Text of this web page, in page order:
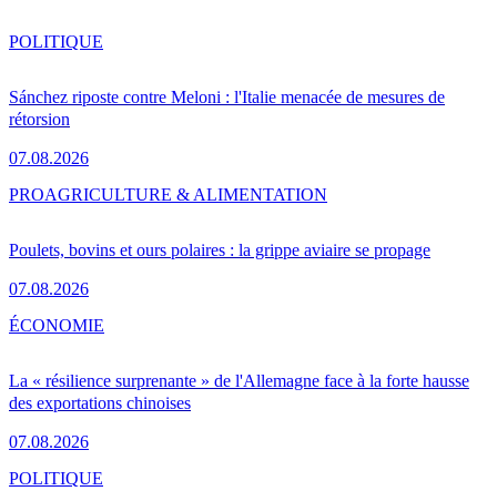
Sánchez riposte contre Meloni : l'Italie menacée de mesures de
rétorsion
07.08.2026
POLITIQUE
Poulets, bovins et ours polaires : la grippe aviaire se propage
07.08.2026
PROAGRICULTURE & ALIMENTATION
La « résilience surprenante » de l'Allemagne face à la forte hausse
des exportations chinoises
07.08.2026
ÉCONOMIE
POLITIQUE